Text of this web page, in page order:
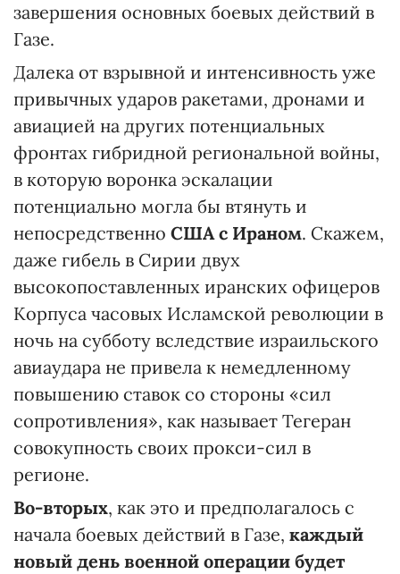
завершения основных боевых действий в
Газе.
Далека от взрывной и интенсивность уже
привычных ударов ракетами, дронами и
авиацией на других потенциальных
фронтах гибридной региональной войны,
в которую воронка эскалации
потенциально могла бы втянуть и
непосредственно США с Ираном. Скажем,
даже гибель в Сирии двух
высокопоставленных иранских офицеров
Корпуса часовых Исламской революции в
ночь на субботу вследствие израильского
авиаудара не привела к немедленному
повышению ставок со стороны «сил
сопротивления», как называет Тегеран
совокупность своих прокси-сил в
регионе.
Во-вторых, как это и предполагалось с
начала боевых действий в Газе, каждый
новый день военной операции будет